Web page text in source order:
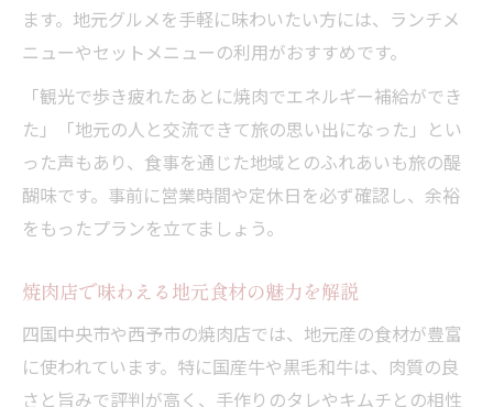
ます。地元グルメを手軽に味わいたい方には、ランチメ
ニューやセットメニューの利用がおすすめです。
「観光で歩き疲れたあとに焼肉でエネルギー補給ができ
た」「地元の人と交流できて旅の思い出になった」とい
った声もあり、食事を通じた地域とのふれあいも旅の醍
醐味です。事前に営業時間や定休日を必ず確認し、余裕
をもったプランを立てましょう。
焼肉店で味わえる地元食材の魅力を解説
四国中央市や西予市の焼肉店では、地元産の食材が豊富
に使われています。特に国産牛や黒毛和牛は、肉質の良
さと旨みで評判が高く、手作りのタレやキムチとの相性